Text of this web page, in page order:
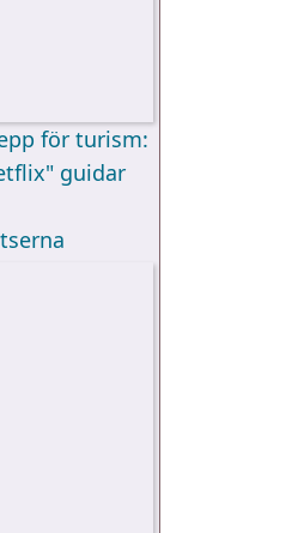
för turism:
guidar